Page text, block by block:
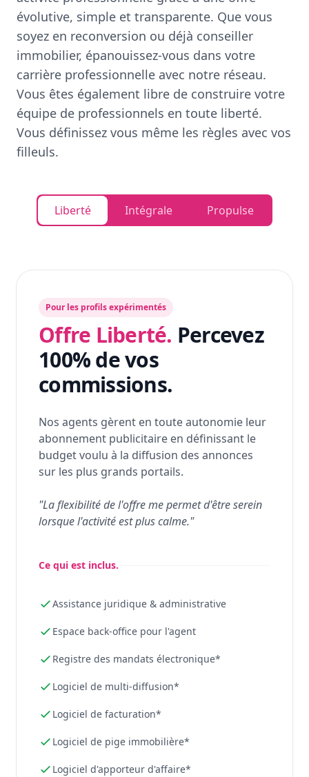
évolutive, simple et transparente. Que vous
soyez en reconversion ou déjà conseiller
immobilier, épanouissez-vous dans votre
carrière professionnelle avec notre réseau.
Vous êtes également libre de construire votre
équipe de professionnels en toute liberté.
Vous définissez vous même les règles avec vos
filleuls.
Liberté Intégrale Propulse
Pour les profils expérimentés
Offre Liberté. Percevez
100% de vos
commissions.
Nos agents gèrent en toute autonomie leur
abonnement publicitaire en définissant le
budget voulu à la diffusion des annonces
sur les plus grands portails.
"La flexibilité de l'offre me permet d'être serein
lorsque l'activité est plus calme."
Ce qui est inclus.
Assistance juridique & administrative
Espace back-office pour l'agent
Registre des mandats électronique*
Logiciel de multi-diffusion*
Logiciel de facturation*
Logiciel de pige immobilière*
Logiciel d'apporteur d'affaire*